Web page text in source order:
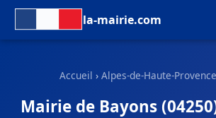
la-mairie.com
Accueil › Alpes-de-Haute-Provence
Mairie de Bayons